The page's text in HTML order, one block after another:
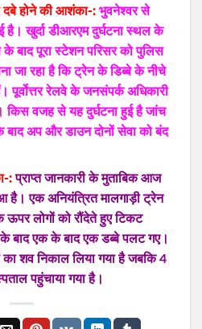
दबे होने की आशंका-: भुवनेश्वर से
है। खुर्दा डीआरएम दुर्घटना स्थल के
के बाद पूरा स्टेशन परिसर को पुलिस
जा रहा है कि ट्रेन के डिब्बे के नीचे
रेलवे के जनसंपर्क अधिकारी
किस वजह से यह दुर्घटना हुई है जांच
बाद अप और डाउन दोनों सेवा को बंद
: प्राप्त जानकारी के मुताबिक आज
है। एक अनियंत्रित मालगाड़ी ट्रेन
ऊपर लोगों को रौंदेते हुए टिकट
बाद एक के बाद एक डब्बे पलट गए।
शव निकाल लिया गया है जबकि 4
पहुंचाया गया है।